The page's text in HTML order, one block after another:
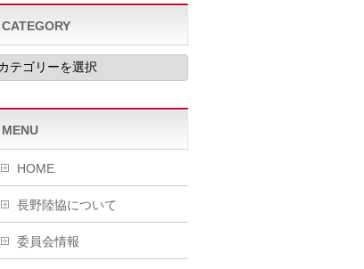
CATEGORY
MENU
HOME
長野陸協について
委員会情報